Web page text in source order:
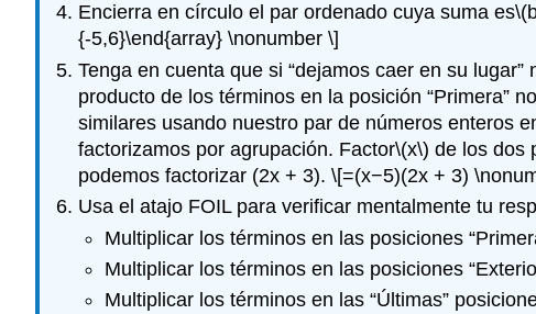
Encierra en círculo el par ordenado cuya suma es
{-5,6}\end{array} \nonumber \]
Tenga en cuenta que si “dejamos caer en su
producto de los términos en la posición “Primera”
similares usando nuestro par de números enteros
factorizamos por agrupación. Factor\(x\) de los dos
podemos factorizar (2x + 3). \[=(x−5)(2x + 3)
Usa el atajo FOIL para verificar mentalmente tu
Multiplicar los términos en las posiciones
Multiplicar los términos en las posiciones
Multiplicar los términos en las “Últimas”